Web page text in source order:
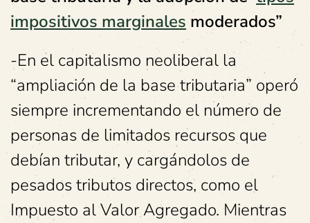
impositivos marginales moderados”
-En el capitalismo neoliberal la
“ampliación de la base tributaria” operó
siempre incrementando el número de
personas de limitados recursos que
debían tributar, y cargándolos de
pesados tributos directos, como el
Impuesto al Valor Agregado. Mientras